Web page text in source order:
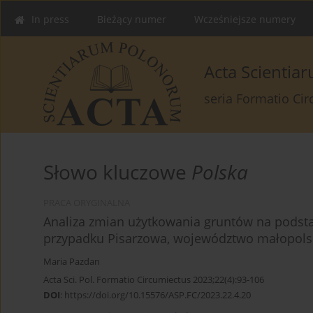
In press Bieżący numer Wcześniejsze numery
Acta
seria Formatio
Słowo kluczowe Polska
Analiza zmian użytkowania gruntów na
przypadku Pisarzowa, województwo
Maria Pazdan
Acta Sci. Pol. Formatio Circumiectus 2023;22(4):93-106
DOI: https://doi.org/10.15576/ASP.FC/2023.22.4.20